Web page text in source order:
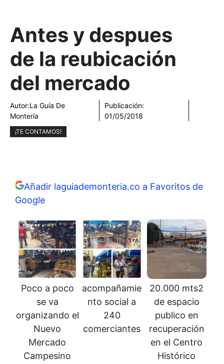
Antes y despues
de la reubicación
del mercado
Autor:La Guía De
Montería
Publicación:
01/05/2018
¡TE CONTAMOS!
Añadir laguiademonteria.co a Favoritos de
Google
Poco a poco
se va
organizando el
Nuevo
Mercado
Campesino
acompañamie
nto social a
240
comerciantes
20.000 mts2
de espacio
publico en
recuperación
en el Centro
Histórico